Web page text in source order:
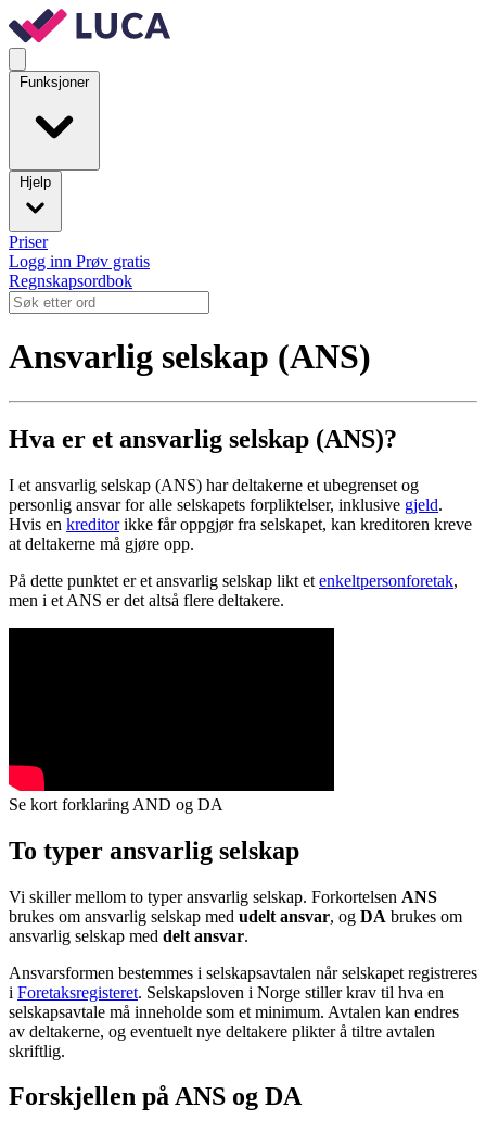
Funksjoner
Hjelp
Priser
Logg inn Prøv gratis
Regnskapsordbok
Ansvarlig selskap (ANS)
Hva er et ansvarlig selskap (ANS)?
I et ansvarlig selskap (ANS) har deltakerne et ubegrenset og
personlig ansvar for alle selskapets forpliktelser, inklusive gjeld.
Hvis en kreditorikke får oppgjør fra selskapet, kan kreditoren kreve
at deltakerne må gjøre opp.
På dette punktet er et ansvarlig selskap likt et enkeltpersonforetak,
men i et ANS er det altså flere deltakere.
Se kort forklaring AND og DA
To typer ansvarlig selskap
Vi skiller mellom to typer ansvarlig selskap. Forkortelsen ANS
brukes om ansvarlig selskap med udelt ansvar, og DA brukes om
ansvarlig selskap med delt ansvar.
Ansvarsformen bestemmes i selskapsavtalen når selskapet registreres
i Foretaksregisteret. Selskapsloven i Norge stiller krav til hva en
selskapsavtale må inneholde som et minimum. Avtalen kan endres
av deltakerne, og eventuelt nye deltakere plikter å tiltre avtalen
skriftlig.
Forskjellen på ANS og DA